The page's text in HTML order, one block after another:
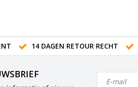
14 DAGEN RETOUR RECHT